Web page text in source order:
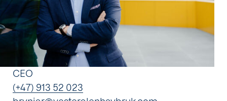
CEO
(+47) 913 52 023